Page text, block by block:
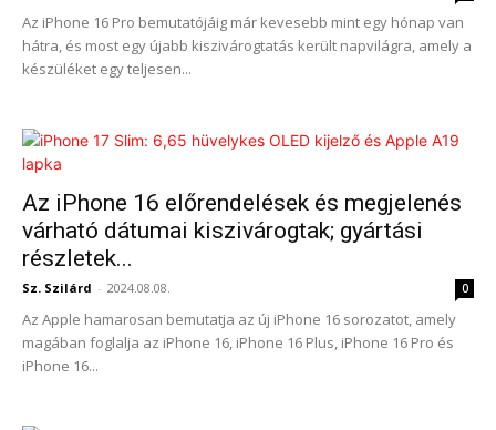
Az iPhone 16 Pro bemutatójáig már kevesebb mint egy hónap van
hátra, és most egy újabb kiszivárogtatás került napvilágra, amely a
készüléket egy teljesen...
Az iPhone 16 előrendelések és megjelenés
várható dátumai kiszivárogtak; gyártási
részletek...
Sz. Szilárd - 2024.08.08. 0
Az Apple hamarosan bemutatja az új iPhone 16 sorozatot, amely
magában foglalja az iPhone 16, iPhone 16 Plus, iPhone 16 Pro és
iPhone 16...